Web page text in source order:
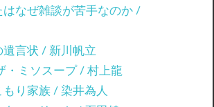
はなぜ雑談が苦手なのか /
遺言状 / 新川帆立
・ミソスープ / 村上龍
り家族 / 染井為人